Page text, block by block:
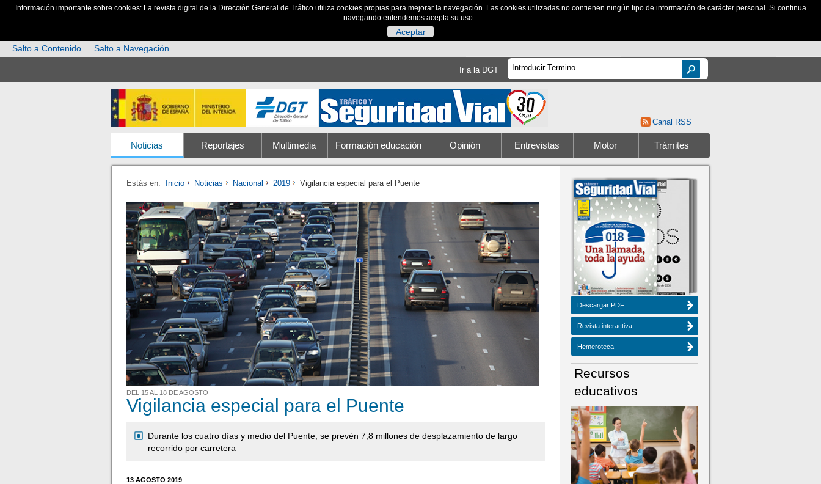
Información importante sobre cookies: La revista digital de la Dirección General de Tráfico utiliza cookies propias para mejorar la navegación. Las cookies utilizadas no contienen ningún tipo de información de carácter personal. Si continua
navegando entendemos acepta su uso.
Aceptar
Salto a Contenido
Salto a Navegación
Ir a la DGT
Canal RSS
Noticias Reportajes Multimedia Formación educación Opinión Entrevistas Motor Trámites
Estás en: Inicio Noticias Nacional 2019 Vigilancia especial para el Puente
DEL 15 AL 18 DE AGOSTO
Vigilancia especial para el Puente
Durante los cuatro días y medio del Puente, se prevén 7,8 millones de desplazamiento de largo
recorrido por carretera
13 AGOSTO 2019
Descargar PDF
Revista interactiva
Hemeroteca
Recursos
educativos